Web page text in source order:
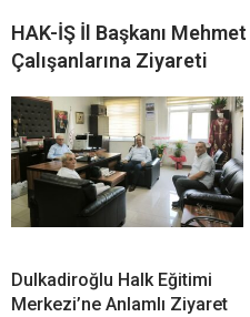
HAK-İŞ İl Başkanı
Çalışanlarına Ziyareti
Dulkadiroğlu Halk Eğitimi
Merkezi’ne Anlamlı Ziyaret